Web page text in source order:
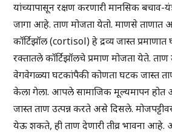
यांच्यापासून रक्षण करणारी मानसिक
जागा आहे. ताण मोजता येतो. माणसे ताणात
कॉर्टिझॉल (cortisol) हे द्रव्य जास्त
रक्तातले कॉर्टिझॉलचे प्रमाण मोजता येते. ताण
वेगवेगळ्या घटकांपैकी कोणता घटक जास्त
केला गेला. आपले सामाजिक मूल्यमापन होत
जास्त ताण उत्पन्न करते असे दिसले.
येऊ शकते, ही ताण देणारी तीव्र भावना